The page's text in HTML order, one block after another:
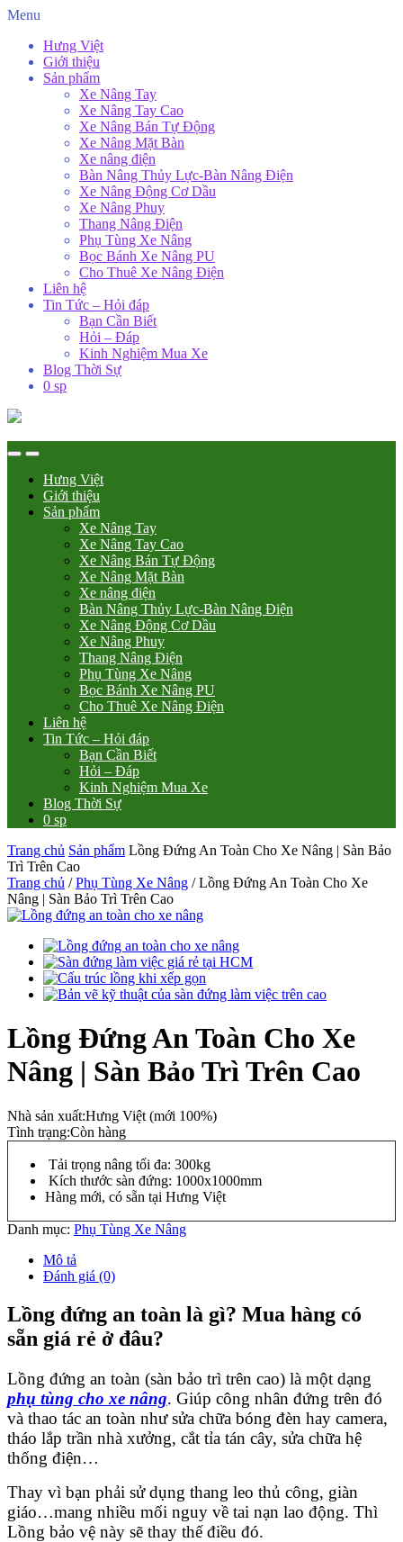
Menu
Hưng Việt
Giới thiệu
Sản phẩm
Xe Nâng Tay
Xe Nâng Tay Cao
Xe Nâng Bán Tự Động
Xe Nâng Mặt Bàn
Xe nâng điện
Bàn Nâng Thủy Lực-Bàn Nâng Điện
Xe Nâng Động Cơ Dầu
Xe Nâng Phuy
Thang Nâng Điện
Phụ Tùng Xe Nâng
Bọc Bánh Xe Nâng PU
Cho Thuê Xe Nâng Điện
Liên hệ
Tin Tức – Hỏi đáp
Bạn Cần Biết
Hỏi – Đáp
Kinh Nghiệm Mua Xe
Blog Thời Sự
0 sp
Hưng Việt
Giới thiệu
Sản phẩm
Xe Nâng Tay
Xe Nâng Tay Cao
Xe Nâng Bán Tự Động
Xe Nâng Mặt Bàn
Xe nâng điện
Bàn Nâng Thủy Lực-Bàn Nâng Điện
Xe Nâng Động Cơ Dầu
Xe Nâng Phuy
Thang Nâng Điện
Phụ Tùng Xe Nâng
Bọc Bánh Xe Nâng PU
Cho Thuê Xe Nâng Điện
Liên hệ
Tin Tức – Hỏi đáp
Bạn Cần Biết
Hỏi – Đáp
Kinh Nghiệm Mua Xe
Blog Thời Sự
0 sp
Trang chủ Sản phẩm Lồng Đứng An Toàn Cho Xe Nâng | Sàn Bảo
Trì Trên Cao
Trang chủ /Phụ Tùng Xe Nâng / Lồng Đứng An Toàn Cho Xe
Nâng | Sàn Bảo Trì Trên Cao
Lồng Đứng An Toàn Cho Xe
Nâng | Sàn Bảo Trì Trên Cao
Nhà sản xuất:Hưng Việt (mới 100%)
Tình trạng:Còn hàng
Tải trọng nâng tối đa: 300kg
Kích thước sàn đứng: 1000x1000mm
Hàng mới, có sẵn tại Hưng Việt
Danh mục: Phụ Tùng Xe Nâng
Mô tả
Đánh giá (0)
Lồng đứng an toàn là gì? Mua hàng có
sẵn giá rẻ ở đâu?
Lồng đứng an toàn (sàn bảo trì trên cao) là một dạng
phụ tùng cho xe nâng. Giúp công nhân đứng trên đó
và thao tác an toàn như sửa chữa bóng đèn hay camera,
tháo lắp trần nhà xưởng, cắt tỉa tán cây, sửa chữa hệ
thống điện…
Thay vì bạn phải sử dụng thang leo thủ công, giàn
giáo…mang nhiều mối nguy về tai nạn lao động. Thì
Lồng bảo vệ này sẽ thay thế điều đó.